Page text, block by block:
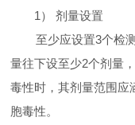
1 ）
剂量设置
至少应设置3个检
量往下设至少2个剂量
毒性时，其剂量范围应
胞毒性。